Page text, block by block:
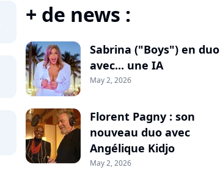
+ de news :
Sabrina ("Boys") en duo
avec... une IA
May 2, 2026
Florent Pagny : son
nouveau duo avec
Angélique Kidjo
May 2, 2026